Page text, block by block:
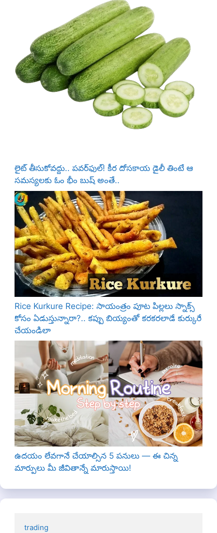
లైట్ తీసుకోవద్దు.. పవర్‌ఫుల్! కీర దోసకాయ డైలీ తింటే ఆ
సమస్యలకు ఓం భీం బుష్ అంతే..
Rice Kurkure Recipe: సాయంత్రం పూట పిల్లలు స్నాక్స్
కోసం ఏడుస్తున్నారా?.. కప్పు బియ్యంతో కరకరలాడే కుర్కురే
చేయండిలా
ఉదయం లేవగానే చేయాల్సిన 5 పనులు — ఈ చిన్న
మార్పులు మీ జీవితాన్నే మారుస్తాయి!
trading